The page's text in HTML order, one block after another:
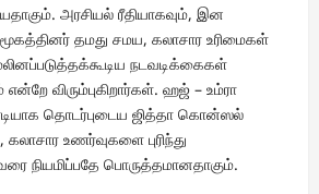
அரசியல் ரீதியாகவும், இன
தமது சமய, கலாசார உரிமைகள்
நடவடிக்கைகள்
விரும்புகிறார்கள். ஹஜ் – உம்ரா
தொடர்புடைய ஜித்தா கொன்ஸல்
உணர்வுகளை புரிந்து
நியமிப்பதே பொருத்தமானதாகும்.